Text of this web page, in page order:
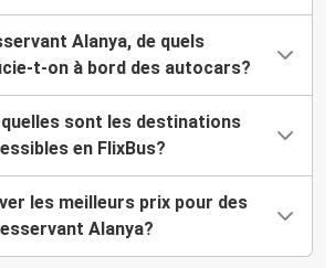
Alanya, de quels
t-on à bord des autocars?
quelles sont les destinations
en FlixBus?
les meilleurs prix pour des
Alanya?